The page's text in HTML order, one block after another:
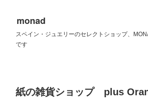
monad
スペイン・ジュエリーのセレクトショップ、
です
紙の雑貨ショップ plus